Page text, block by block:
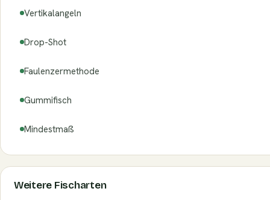
Vertikalangeln
Drop-Shot
Faulenzermethode
Gummifisch
Mindestmaß
Weitere Fischarten